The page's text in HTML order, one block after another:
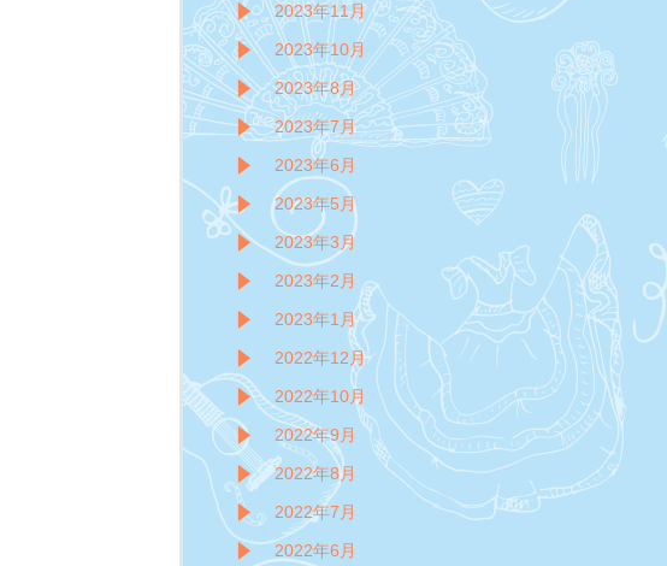
2023年11月
2023年10月
2023年8月
2023年7月
2023年6月
2023年5月
2023年3月
2023年2月
2023年1月
2022年12月
2022年10月
2022年9月
2022年8月
2022年7月
2022年6月